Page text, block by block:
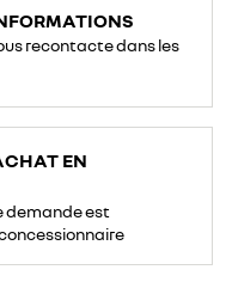
recontacte dans les
EN
demande est